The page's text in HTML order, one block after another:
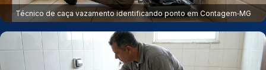
Técnico de caça vazamento identificando ponto em Contagem‑MG